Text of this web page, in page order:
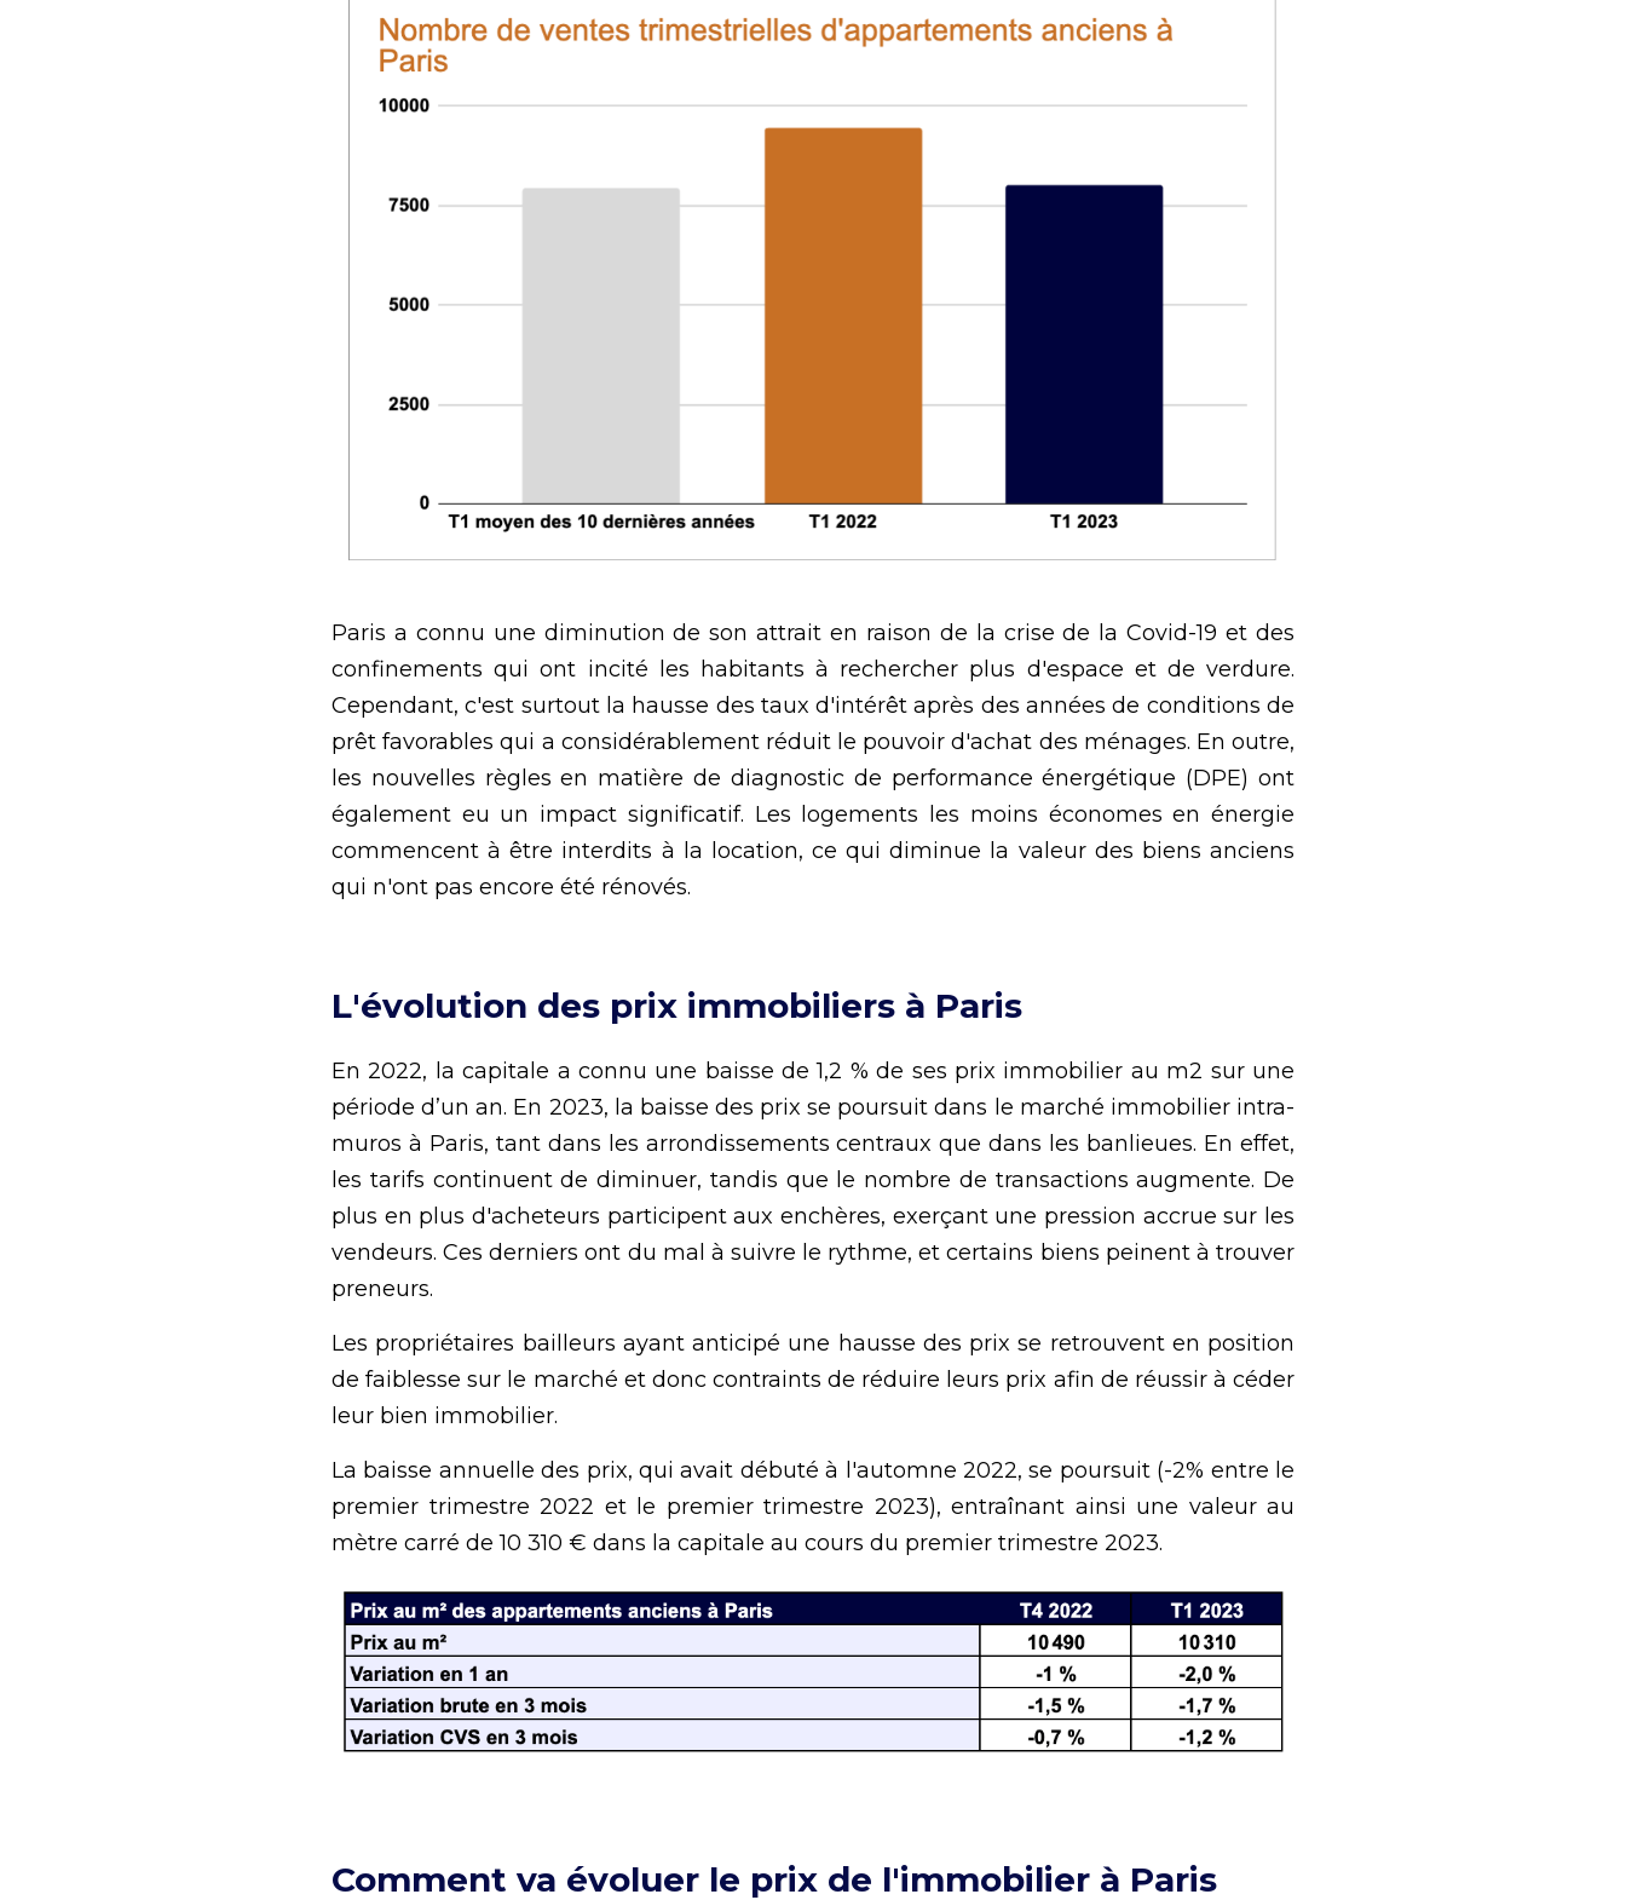
Paris a connu une diminution de son attrait en raison de la crise de la Covid-19 et des
confinements qui ont incité les habitants à rechercher plus d'espace et de verdure.
Cependant, c'est surtout la hausse des taux d'intérêt après des années de conditions de
prêt favorables qui a considérablement réduit le pouvoir d'achat des ménages. En outre,
les nouvelles règles en matière de diagnostic de performance énergétique (DPE) ont
également eu un impact significatif. Les logements les moins économes en énergie
commencent à être interdits à la location, ce qui diminue la valeur des biens anciens
qui n'ont pas encore été rénovés.
L'évolution des prix immobiliers à Paris
En 2022, la capitale a connu une baisse de 1,2 % de ses prix immobilier au m2 sur une
période d’un an. En 2023, la baisse des prix se poursuit dans le marché immobilier intra-
muros à Paris, tant dans les arrondissements centraux que dans les banlieues. En effet,
les tarifs continuent de diminuer, tandis que le nombre de transactions augmente. De
plus en plus d'acheteurs participent aux enchères, exerçant une pression accrue sur les
vendeurs. Ces derniers ont du mal à suivre le rythme, et certains biens peinent à trouver
preneurs.
Les propriétaires bailleurs ayant anticipé une hausse des prix se retrouvent en position
de faiblesse sur le marché et donc contraints de réduire leurs prix afin de réussir à céder
leur bien immobilier.
La baisse annuelle des prix, qui avait débuté à l'automne 2022, se poursuit (-2% entre le
premier trimestre 2022 et le premier trimestre 2023), entraînant ainsi une valeur au
mètre carré de 10 310 € dans la capitale au cours du premier trimestre 2023.
Comment va évoluer le prix de l'immobilier à Paris